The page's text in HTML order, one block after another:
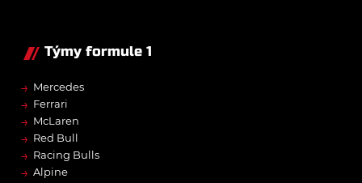
Týmy formule 1
→ Mercedes
→ Ferrari
→ McLaren
→ Red Bull
→ Racing Bulls
→ Alpine